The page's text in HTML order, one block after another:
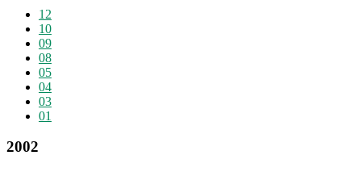
12
10
09
08
05
04
03
01
2002